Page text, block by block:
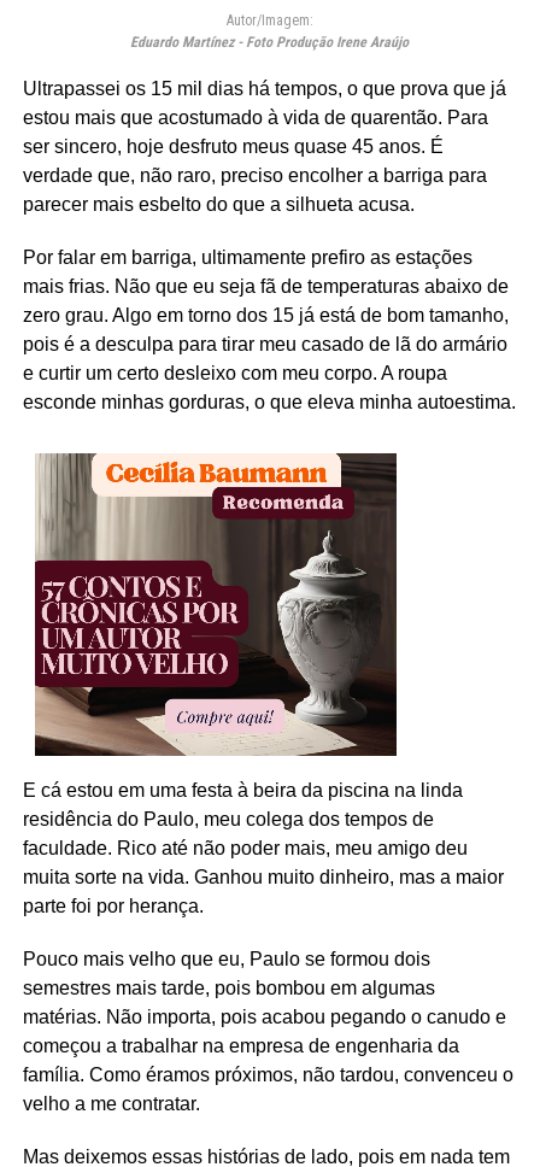
Autor/Imagem:
Eduardo Martínez - Foto Produção Irene Araújo
Ultrapassei os 15 mil dias há tempos, o que prova que já
estou mais que acostumado à vida de quarentão. Para
ser sincero, hoje desfruto meus quase 45 anos. É
verdade que, não raro, preciso encolher a barriga para
parecer mais esbelto do que a silhueta acusa.
Por falar em barriga, ultimamente prefiro as estações
mais frias. Não que eu seja fã de temperaturas abaixo de
zero grau. Algo em torno dos 15 já está de bom tamanho,
pois é a desculpa para tirar meu casado de lã do armário
e curtir um certo desleixo com meu corpo. A roupa
esconde minhas gorduras, o que eleva minha autoestima.
E cá estou em uma festa à beira da piscina na linda
residência do Paulo, meu colega dos tempos de
faculdade. Rico até não poder mais, meu amigo deu
muita sorte na vida. Ganhou muito dinheiro, mas a maior
parte foi por herança.
Pouco mais velho que eu, Paulo se formou dois
semestres mais tarde, pois bombou em algumas
matérias. Não importa, pois acabou pegando o canudo e
começou a trabalhar na empresa de engenharia da
família. Como éramos próximos, não tardou, convenceu o
velho a me contratar.
Mas deixemos essas histórias de lado, pois em nada tem